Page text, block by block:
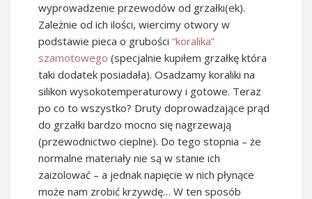
wyprowadzenie przewodów od grzałki(ek).
Zależnie od ich ilości, wiercimy otwory w
podstawie pieca o grubości “koralika”
szamotowego (specjalnie kupiłem grzałkę która
taki dodatek posiadała). Osadzamy koraliki na
silikon wysokotemperaturowy i gotowe. Teraz
po co to wszystko? Druty doprowadzające prąd
do grzałki bardzo mocno się nagrzewają
(przewodnictwo cieplne). Do tego stopnia – że
normalne materiały nie są w stanie ich
zaizolować – a jednak napięcie w nich płynące
może nam zrobić krzywdę… W ten sposób